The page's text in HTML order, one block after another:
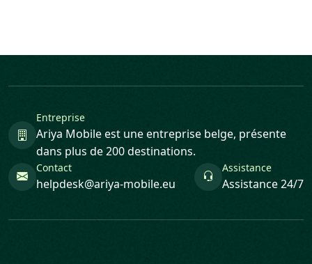
Entreprise
Ariya Mobile est une entreprise belge, présente
dans plus de 200 destinations.
Contact
helpdesk@ariya-mobile.eu
Assistance
Assistance 24/7